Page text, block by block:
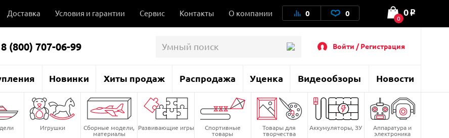
Доставка Условия и гарантии Сервис Контакты О компании 0 0 0
0 o
8 (800) 707-06-99 Войти / Регистрация
Новинки Хиты продаж Распродажа Уценка Видеообзоры Новости
Игрушки Сборные модели,
материалы
Развивающие игры Спортивные
товары
Товары для
творчества
Аккумуляторы, ЗУ Аппаратура и
электроника